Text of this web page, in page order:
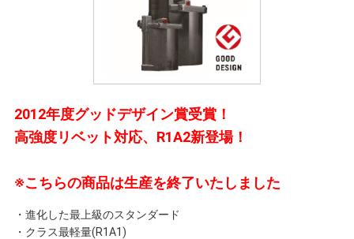
2012年度グッドデザイン賞受賞！
高強度リベット対応、R1A2新登場！
※こちらの商品は生産を終了いたしました
・進化した最上級のスタンダード
・クラス最軽量(R1A1)